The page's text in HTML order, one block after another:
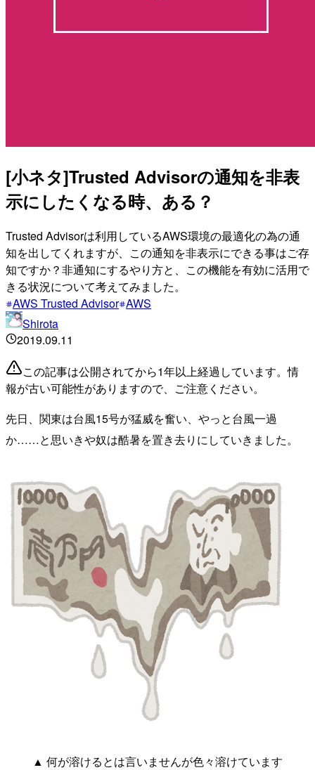
[小ネタ]Trusted Advisorの通知を非表
示にしたくなる時、ある？
Trusted Advisorは利用しているAWS環境の最適化の為の通
知を出してくれますが、この通知を非表示にできる事はご存
知ですか？非通知にするやり方と、この機能を有効に活用で
きる状況について考えてみました。
AWS Trusted Advisor AWS
Shirota
2019.09.11
この記事は公開されてから1年以上経過しています。情
報が古い可能性がありますので、ご注意ください。
先日、関東は台風15号が猛威を奮い、やっと台風一過
か……と思いきや奴は酷暑を置き去りにしていきました。
▲ 何が溶けるとは言いませんが色々溶けています